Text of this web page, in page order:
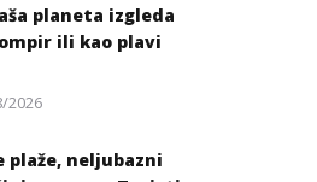
planeta izgleda
ili kao plavi
2026
plaže, neljubazni